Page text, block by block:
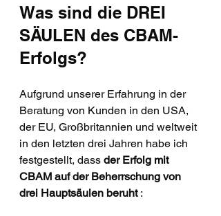
Was sind die DREI
SÄULEN des CBAM-
Erfolgs?
Aufgrund unserer Erfahrung in der
Beratung von Kunden in den USA,
der EU, Großbritannien und weltweit
in den letzten drei Jahren habe ich
festgestellt, dass der Erfolg mit
CBAM auf der Beherrschung von
drei Hauptsäulen beruht :